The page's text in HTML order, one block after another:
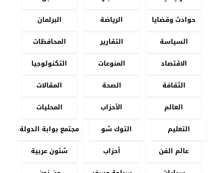
حوادث وقضايا
الرياضة
البرلمان
السياسة
التقارير
المحافظات
الاقتصاد
المنوعات
التكنولوجيا
الثقافة
الصحة
المقالات
العالم
الأحزاب
المحليات
التعليم
التوك شو
مجتمع بوابة الدولة
عالم الفن
أحزاب
شئون عربية